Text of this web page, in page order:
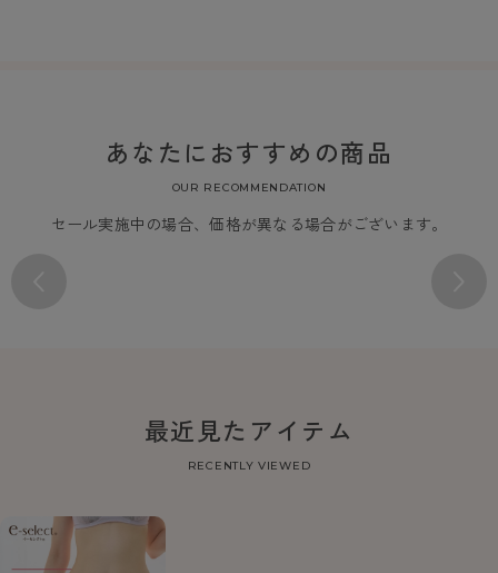
あなたにおすすめの商品
OUR RECOMMENDATION
セール実施中の場合、価格が異なる場合がございます。
最近見たアイテム
RECENTLY VIEWED